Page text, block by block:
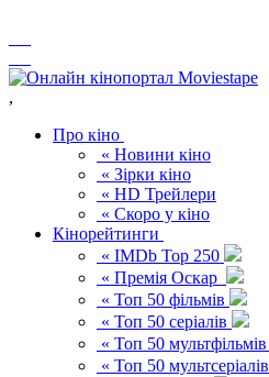
,
Про кіно
« Новини кіно
« Зірки кіно
« HD Трейлери
« Скоро у кіно
Кінорейтинги
« IMDb Top 250
« Премія Оскар
« Топ 50 фільмів
« Топ 50 серіалів
« Топ 50 мультфільмів
« Топ 50 мультсеріалів